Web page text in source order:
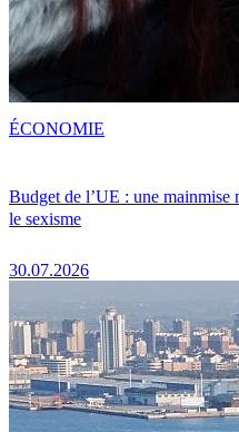
Budget de l’UE : une
le sexisme
30.07.2026
ÉCONOMIE